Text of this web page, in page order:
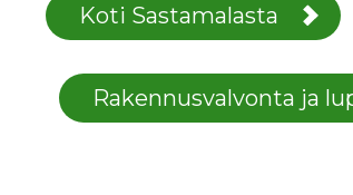
Koti Sastamalasta
Rakennusvalvonta ja